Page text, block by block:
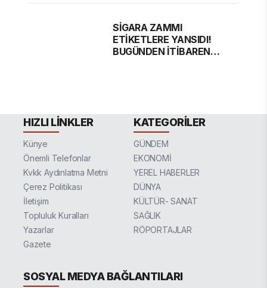
SİGARA ZAMMI
ETİKETLERE YANSIDI!
BUGÜNDEN İTİBAREN
HIZLI LINKLER
Künye
Önemli Telefonlar
Kvkk Aydınlatma Metni
Çerez Politikası
İletişim
Topluluk Kuralları
Yazarlar
Gazete
KATEGORILER
GÜNDEM
EKONOMİ
YEREL HABERLER
DÜNYA
KÜLTÜR- SANAT
SAĞLIK
RÖPORTAJLAR
SOSYAL MEDYA BAĞLANTILARI